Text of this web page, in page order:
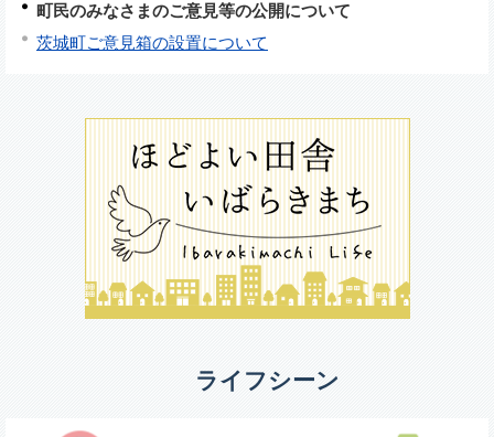
町民のみなさまのご意見等の公開について
茨城町ご意見箱の設置について
ライフシーン